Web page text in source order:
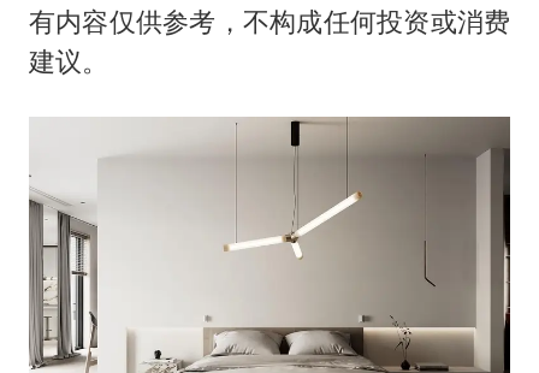
有内容仅供参考，不构成任何投资或消费
建议。